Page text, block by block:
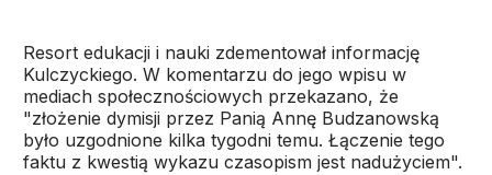
Resort edukacji i nauki zdementował informację
Kulczyckiego. W komentarzu do jego wpisu w
mediach społecznościowych przekazano, że
"złożenie dymisji przez Panią Annę Budzanowską
było uzgodnione kilka tygodni temu. Łączenie tego
faktu z kwestią wykazu czasopism jest nadużyciem".